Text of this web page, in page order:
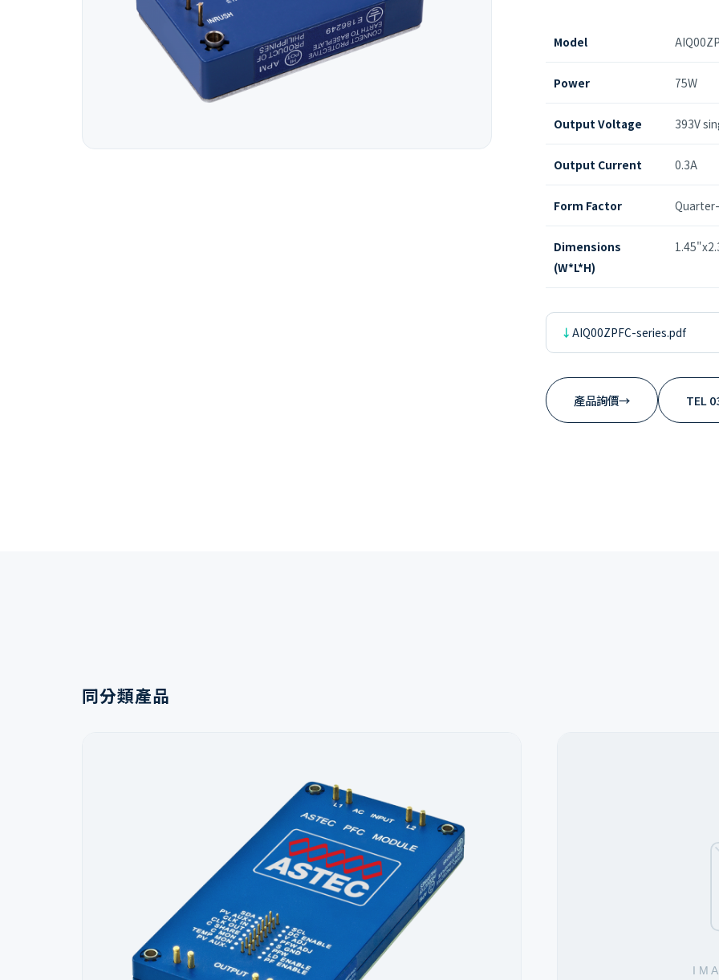
Model
Power 75W
Output Voltage 393V
Output Current 0.3A
Form Factor
Dimensions
(W*L*H)
AIQ00ZPFC-series.pdf
產品詢價→ TEL
同分類產品